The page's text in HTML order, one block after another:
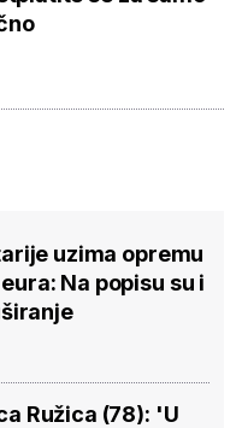
uzima opremu
Na popisu su i
Ružica (78): 'U